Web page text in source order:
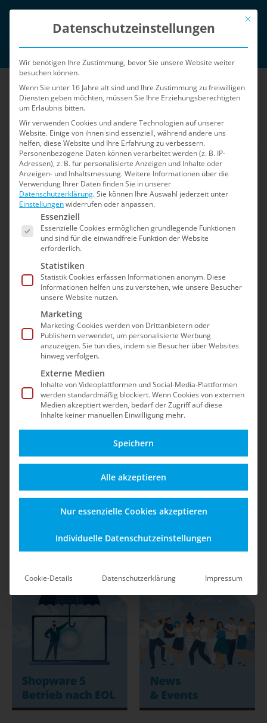
Zum
Login
Menü
Home»Sicherheits-Blog »Seite 2
Sicherheits-Blog
Sicherheit, Updates, dem Betrieb nach dem EOL
und Best Practices für einen stabilen Shopware-
Alles zu Funktionen,
Einsatzmöglichkeiten
für einen sicheren
Shop-Betrieb durch
safefive.
Schützen Sie Ihren
Shop vor Angriffen,
Datenverlust und
rechtlichen Risiken –
mit klaren
Maßnahmen und Best
Mit
Datenschutzeinstellungen
Wir benötigen Ihre Zustimmung, bevor Sie unsere Website weiter
besuchen können.
Wenn Sie unter 16 Jahre alt sind und Ihre Zustimmung zu freiwilligen
Diensten geben möchten, müssen Sie Ihre Erziehungsberechtigten
um Erlaubnis bitten.
Wir verwenden Cookies und andere Technologien auf unserer
Website. Einige von ihnen sind essenziell, während andere uns
helfen, diese Website und Ihre Erfahrung zu verbessern.
Personenbezogene Daten können verarbeitet werden (z. B. IP-
Adressen), z. B. für personalisierte Anzeigen und Inhalte oder
Anzeigen- und Inhaltsmessung.Weitere Informationen über die
Verwendung Ihrer Daten finden Sie in unserer
Datenschutzerklärung.Sie können Ihre Auswahl jederzeit unter
Einstellungenwiderrufen oder anpassen.
Es folgt eine Liste der Service-Gruppen, für die
Essenziell
Essenzielle Cookies ermöglichen grundlegende Funktionen
und sind für die einwandfreie Funktion der Website
erforderlich.
Statistiken
Statistik Cookies erfassen Informationen anonym. Diese
Informationen helfen uns zu verstehen, wie unsere Besucher
unsere Website nutzen.
Marketing
Marketing-Cookies werden von Drittanbietern oder
Publishern verwendet, um personalisierte Werbung
anzuzeigen. Sie tun dies, indem sie Besucher über Websites
hinweg verfolgen.
Externe Medien
Inhalte von Videoplattformen und Social-Media-Plattformen
werden standardmäßig blockiert. Wenn Cookies von externen
Medien akzeptiert werden, bedarf der Zugriff auf diese
Inhalte keiner manuellen Einwilligung mehr.
Speichern
Alle akzeptieren
Nur essenzielle Cookies akzeptieren
Individuelle Datenschutzeinstellungen
Cookie-Details Datenschutzerklärung Impressum